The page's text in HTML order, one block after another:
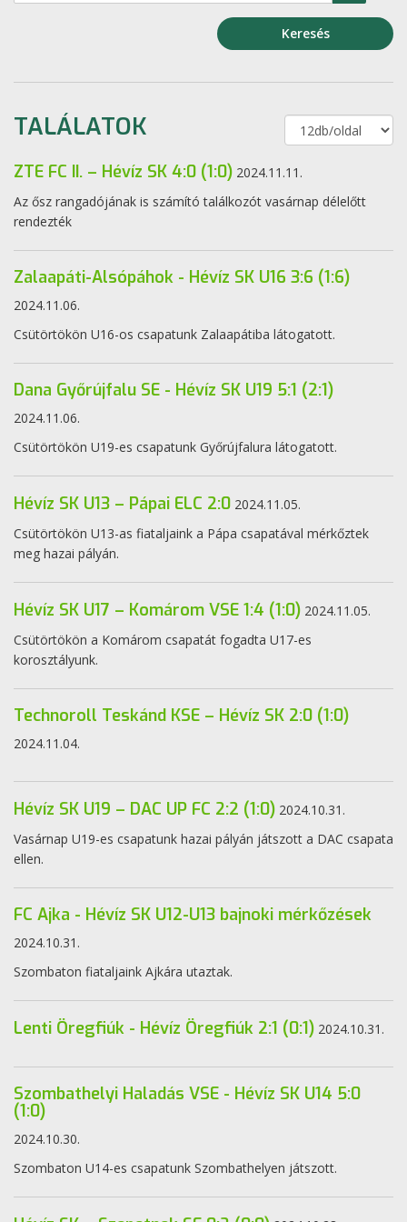
Keresés
TALÁLATOK
ZTE FC II. – Hévíz SK 4:0 (1:0) 2024.11.11.
Az ősz rangadójának is számító találkozót vasárnap délelőtt
rendezték
Zalaapáti-Alsópáhok - Hévíz SK U16 3:6 (1:6)
2024.11.06.
Csütörtökön U16-os csapatunk Zalaapátiba látogatott.
Dana Győrújfalu SE - Hévíz SK U19 5:1 (2:1)
2024.11.06.
Csütörtökön U19-es csapatunk Győrújfalura látogatott.
Hévíz SK U13 – Pápai ELC 2:0 2024.11.05.
Csütörtökön U13-as fiataljaink a Pápa csapatával mérkőztek
meg hazai pályán.
Hévíz SK U17 – Komárom VSE 1:4 (1:0) 2024.11.05.
Csütörtökön a Komárom csapatát fogadta U17-es
korosztályunk.
Technoroll Teskánd KSE – Hévíz SK 2:0 (1:0)
2024.11.04.
Hévíz SK U19 – DAC UP FC 2:2 (1:0) 2024.10.31.
Vasárnap U19-es csapatunk hazai pályán játszott a DAC csapata
ellen.
FC Ajka - Hévíz SK U12-U13 bajnoki mérkőzések
2024.10.31.
Szombaton fiataljaink Ajkára utaztak.
Lenti Öregfiúk - Hévíz Öregfiúk 2:1 (0:1) 2024.10.31.
Szombathelyi Haladás VSE - Hévíz SK U14 5:0
(1:0)
2024.10.30.
Szombaton U14-es csapatunk Szombathelyen játszott.